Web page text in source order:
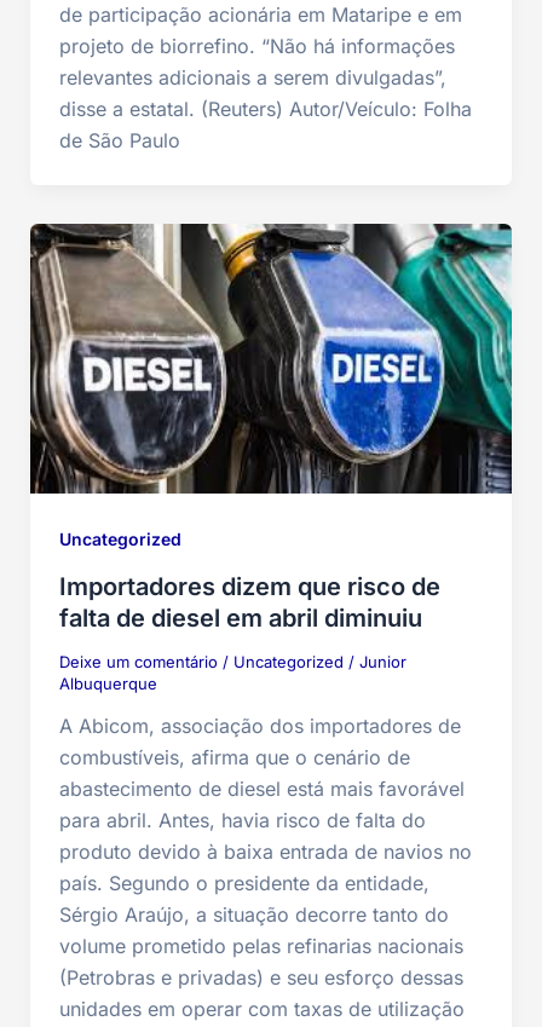
de participação acionária em Mataripe e em
projeto de biorrefino. “Não há informações
relevantes adicionais a serem divulgadas”,
disse a estatal. (Reuters) Autor/Veículo: Folha
de São Paulo
Uncategorized
Importadores dizem que risco de
falta de diesel em abril diminuiu
Deixe um comentário / Uncategorized / Junior
Albuquerque
A Abicom, associação dos importadores de
combustíveis, afirma que o cenário de
abastecimento de diesel está mais favorável
para abril. Antes, havia risco de falta do
produto devido à baixa entrada de navios no
país. Segundo o presidente da entidade,
Sérgio Araújo, a situação decorre tanto do
volume prometido pelas refinarias nacionais
(Petrobras e privadas) e seu esforço dessas
unidades em operar com taxas de utilização